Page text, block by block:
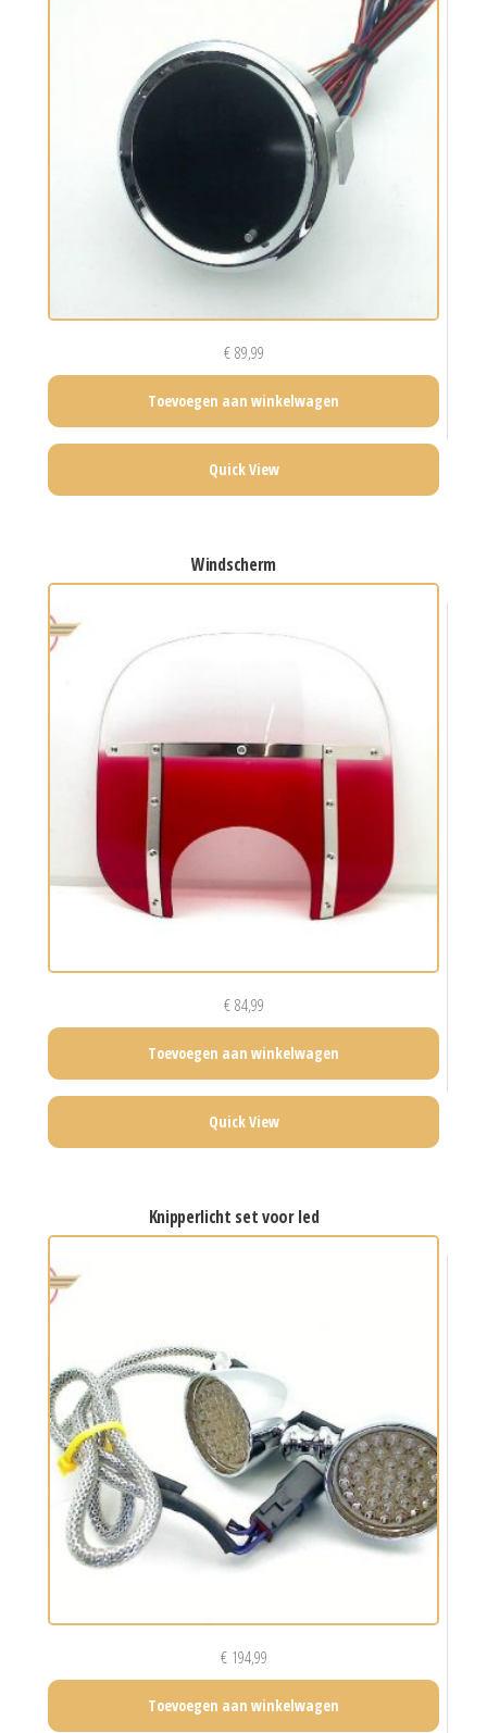
€89,99
Toevoegen aan winkelwagen
Quick View
windscherm
€84,99
Toevoegen aan winkelwagen
Quick View
knipperlicht set voor led
€194,99
Toevoegen aan winkelwagen